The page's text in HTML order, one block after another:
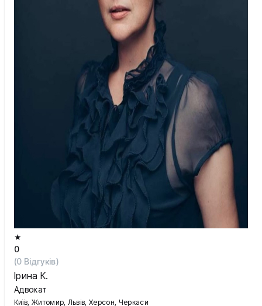
★
0
(0 Відгуків)
Ірина К.
Адвокат
Київ, Житомир, Львів, Херсон, Черкаси